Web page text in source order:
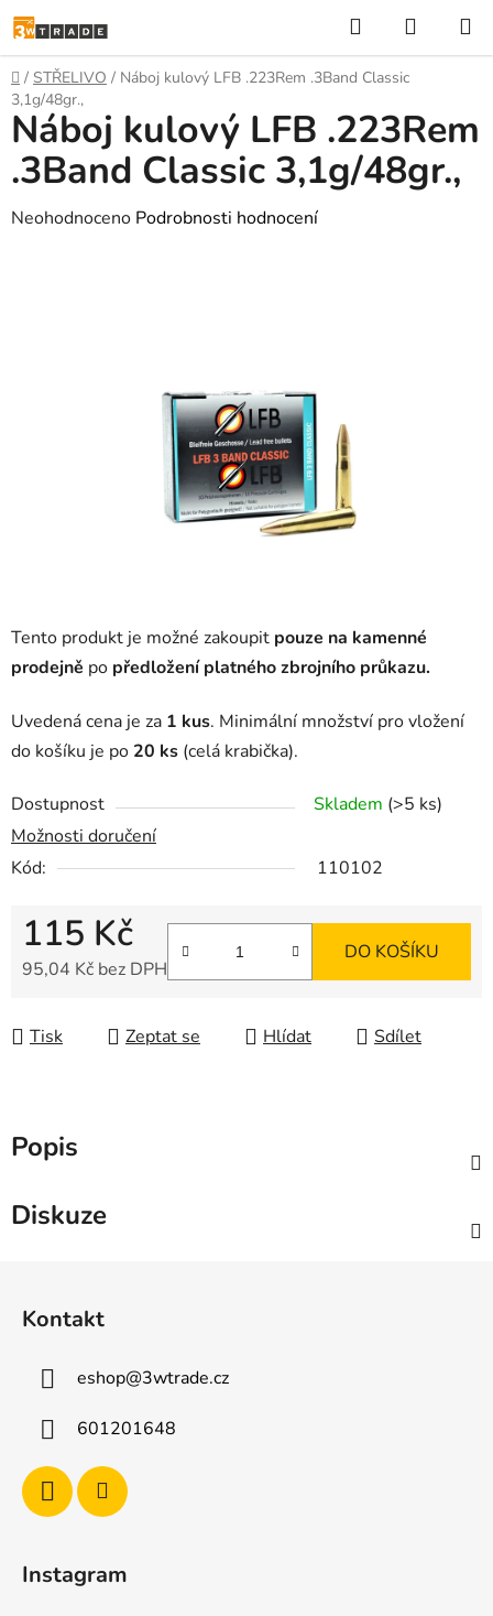
Přejít
na
obsah
Hledat
KOŠÍK
Domů
/ STŘELIVO / Náboj kulový LFB .223Rem .3Band Classic
3,1g/48gr.,
Tento produkt je možné zakoupit pouze na kamenné
prodejně po předložení platného zbrojního průkazu.
Uvedená cena je za 1 kus. Minimální množství pro vložení
do košíku je po 20 ks (celá krabička).
Dostupnost Skladem (>5 ks)
Možnosti doručení
Kód:
110102
115 Kč
95,04 Kč bez DPH
DO KOŠÍKU
Tisk Zeptat se Hlídat Sdílet
Náboj kulový LFB .223Rem
.3Band Classic 3,1g/48gr.,
Průměrné
Neohodnoceno Podrobnosti hodnocení
Popis
Diskuze
Kontakt
eshop@3wtrade.cz
601201648
Instagram